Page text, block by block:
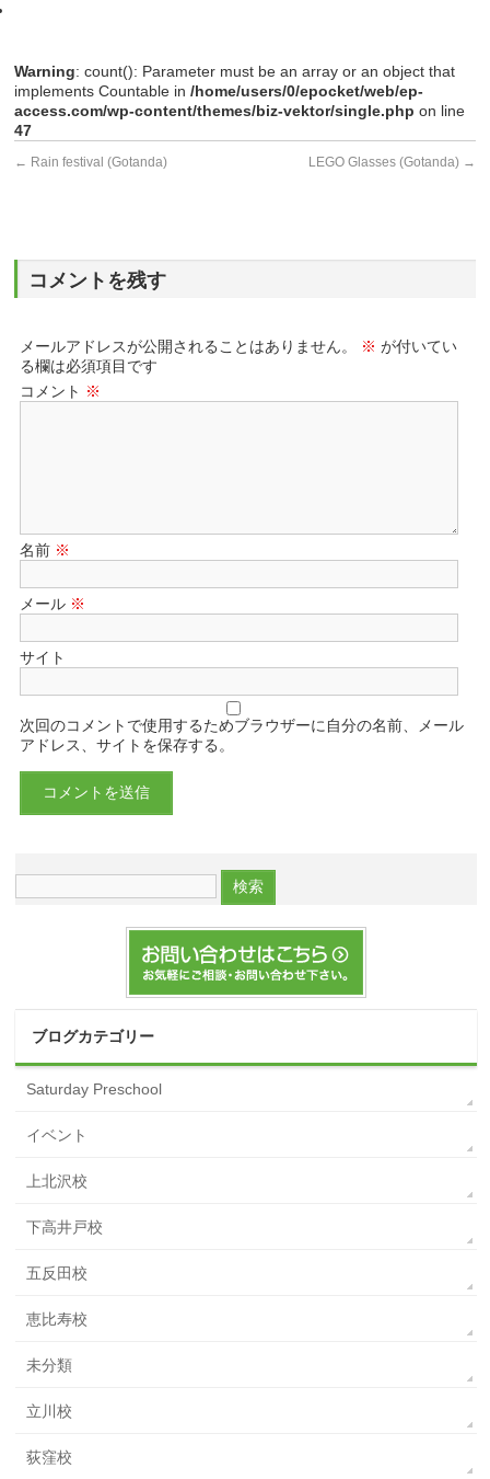
Warning: count(): Parameter must be an array or an object that
implements Countable in/home/users/0/epocket/web/ep-
access.com/wp-content/themes/biz-vektor/single.php on line
47
← Rain festival (Gotanda) LEGO Glasses (Gotanda) →
コメントを残す
メールアドレスが公開されることはありません。 ※ が付いてい
る欄は必須項目です
コメント ※
名前 ※
メール ※
サイト
次回のコメントで使用するためブラウザーに自分の名前、メール
アドレス、サイトを保存する。
ブログカテゴリー
Saturday Preschool
イベント
上北沢校
下高井戸校
五反田校
恵比寿校
未分類
立川校
荻窪校